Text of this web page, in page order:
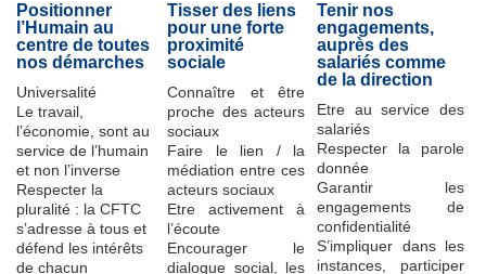
Positionner
l’Humain au
centre de toutes
nos démarches
Universalité
Le travail,
l’économie, sont au
service de l’humain
et non l’inverse
Respecter la
pluralité : la CFTC
s’adresse à tous et
défend les intérêts
de chacun
Tisser des liens
pour une forte
proximité
sociale
Connaître et être
proche des acteurs
sociaux
Faire le lien / la
médiation entre ces
acteurs sociaux
Etre activement à
l’écoute
Encourager le
dialogue social, les
Tenir nos
engagements,
auprès des
salariés comme
de la direction
Etre au service des
salariés
Respecter la parole
donnée
Garantir les
engagements de
confidentialité
S’impliquer dans les
instances, participer